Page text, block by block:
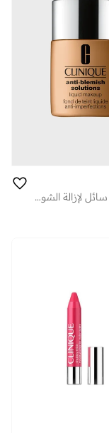
كريم أساس سائل لإزالة الشوائب 30 مل - سي ان 74 بيج